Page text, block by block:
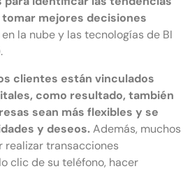
mejores decisiones
la nube y las tecnologías de BI
clientes están vinculados
como resultado, también
sean más flexibles y se
y deseos.Además, muchos
realizar transacciones
clic de su teléfono, hacer